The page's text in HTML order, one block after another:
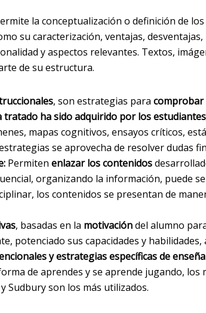
la conceptualización o definición de
su caracterización, ventajas, desventajas,
y aspectos relevantes. Textos,
de su estructura.
, son estrategias para comprobar
tratado ha sido adquirido por los estudiantes
mapas cognitivos, ensayos críticos,
se aprovecha de resolver dudas
Permiten enlazar los contenidos
organizando la información, puede
los contenidos se presentan de
, basadas en la motivacióndel alumno
potenciado sus capacidades y habilidades,
y estrategias específicas de
de aprendes y se aprende jugando, los
Sudbury son los más utilizados.